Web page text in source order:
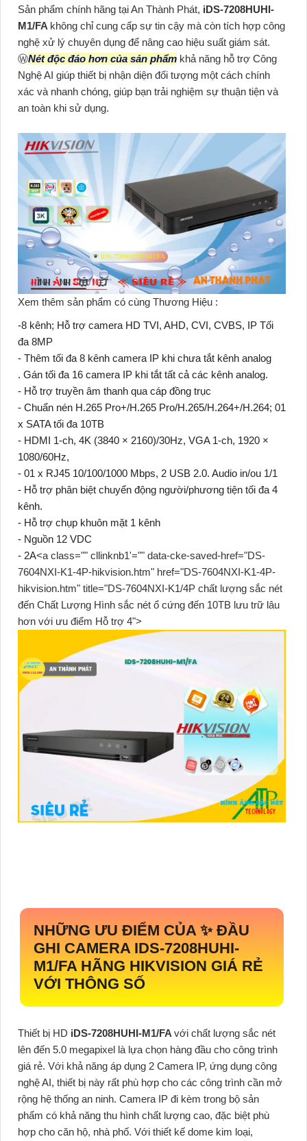
Sản phẩm chính hãng tại An Thành Phát, iDS-7208HUHI-
M1/FA không chỉ cung cấp sự tin cậy mà còn tích hợp công
nghệ xử lý chuyên dụng để nâng cao hiệu suất giám sát.
ⓌNét độc đáo hơn của sản phẩm khả năng hỗ trợ Công
Nghệ AI giúp thiết bị nhận diện đối tượng một cách chính
xác và nhanh chóng, giúp bạn trải nghiệm sự thuận tiện và
an toàn khi sử dụng.
Xem thêm sản phẩm có cùng Thương Hiệu :
-8 kênh; Hỗ trợ camera HD TVI, AHD, CVI, CVBS, IP Tối
đa 8MP
- Thêm tối đa 8 kênh camera IP khi chưa tắt kênh analog
. Gán tối đa 16 camera IP khi tắt tất cả các kênh analog.
- Hỗ trợ truyền âm thanh qua cáp đồng trục
- Chuẩn nén H.265 Pro+/H.265 Pro/H.265/H.264+/H.264; 01
x SATA tối đa 10TB
- HDMI 1-ch, 4K (3840 × 2160)/30Hz, VGA 1-ch, 1920 ×
1080/60Hz,
- 01 x RJ45 10/100/1000 Mbps, 2 USB 2.0. Audio in/ou 1/1
- Hỗ trợ phân biệt chuyển động người/phương tiện tối đa 4
kênh.
- Hỗ trợ chụp khuôn mặt 1 kênh
- Nguồn 12 VDC
- 2A<a class="" cllinknb1'="" data-cke-saved-href="DS-
7604NXI-K1-4P-hikvision.htm" href="DS-7604NXI-K1-4P-
hikvision.htm" title="DS-7604NXI-K1/4P chất lượng sắc nét
đến Chất Lượng Hình sắc nét ổ cứng đến 10TB lưu trữ lâu
hơn với ưu điểm Hỗ trợ 4">
NHỮNG ƯU ĐIỂM CỦA ✨ ĐẦU
GHI CAMERA IDS-7208HUHI-
M1/FA HÃNG HIKVISION GIÁ RẺ
VỚI THÔNG SỐ
Thiết bị HD iDS-7208HUHI-M1/FA với chất lượng sắc nét
lên đến 5.0 megapixel là lựa chọn hàng đầu cho công trình
giá rẻ. Với khả năng áp dụng 2 Camera IP, ứng dụng công
nghệ AI, thiết bị này rất phù hợp cho các công trình cần mở
rộng hệ thống an ninh. Camera IP đi kèm trong bộ sản
phẩm có khả năng thu hình chất lượng cao, đặc biệt phù
hợp cho căn hộ, nhà phố. Với thiết kế dome kim loại,